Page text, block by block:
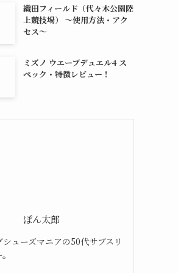
織田フィールド（代々木公園陸
上競技場） 〜使用方法・アク
セス〜
ミズノ ウエーブデュエル4 ス
ペック・特徴レビュー！
ぽん太郎
シューズマニアの50代サブスリ